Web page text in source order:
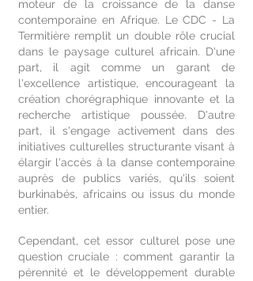
moteur de la croissance de la danse
contemporaine en Afrique. Le CDC - La
Termitière remplit un double rôle crucial
dans le paysage culturel africain. D'une
part, il agit comme un garant de
l'excellence artistique, encourageant la
création chorégraphique innovante et la
recherche artistique poussée. D'autre
part, il s'engage activement dans des
initiatives culturelles structurante visant à
élargir l'accès à la danse contemporaine
auprès de publics variés, qu'ils soient
burkinabés, africains ou issus du monde
entier.
Cependant, cet essor culturel pose une
question cruciale : comment garantir la
pérennité et le développement durable